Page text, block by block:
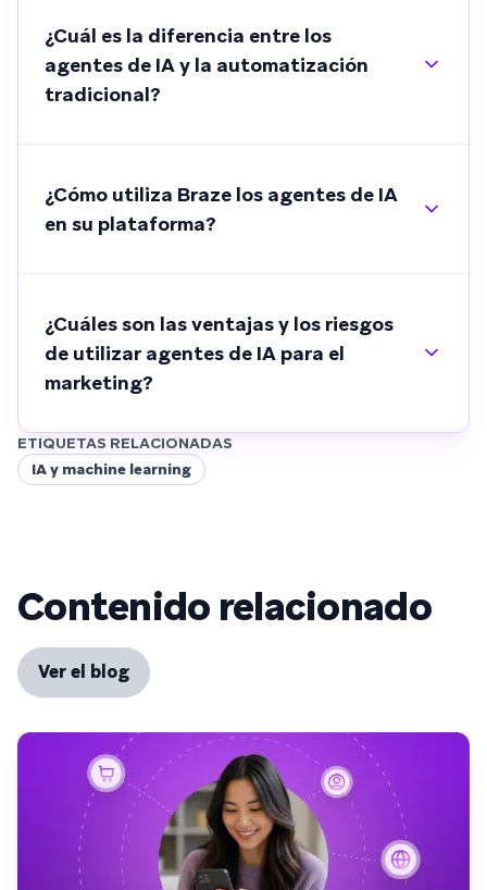
¿Cuál es la diferencia entre los
agentes de IA y la automatización
tradicional?
¿Cómo utiliza Braze los agentes de IA
en su plataforma?
¿Cuáles son las ventajas y los riesgos
de utilizar agentes de IA para el
marketing?
ETIQUETAS RELACIONADAS
IA y machine learning
Contenido relacionado
Ver el blog